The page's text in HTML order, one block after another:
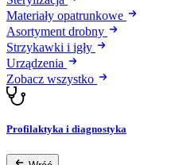
Materiały opatrunkowe
Asortyment drobny
Strzykawki i igły
Urządzenia
Zobacz wszystko
Profilaktyka i diagnostyka